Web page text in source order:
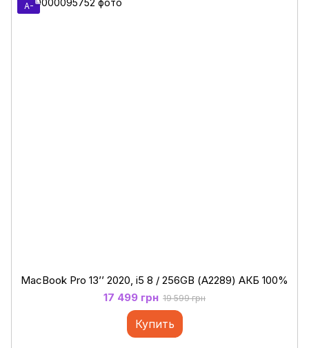
A-
MacBook Pro 13’’ 2020, i5 8 / 256GB (А2289) АКБ 100%
17 499 грн 19 599 грн
Купить